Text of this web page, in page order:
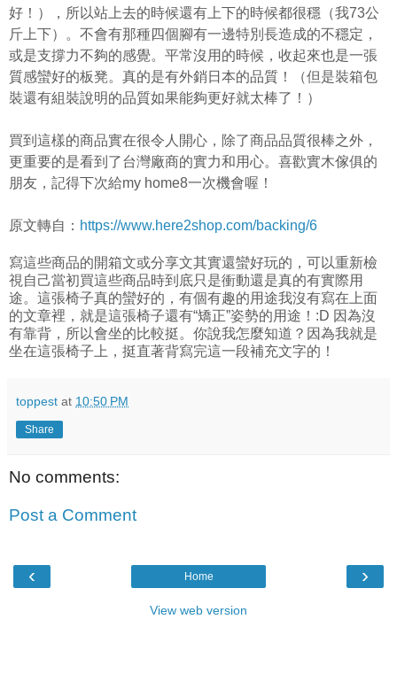
好！），所以站上去的時候還有上下的時候都很穩（我73公
斤上下）。不會有那種四個腳有一邊特別長造成的不穩定，
或是支撐力不夠的感覺。平常沒用的時候，收起來也是一張
質感蠻好的板凳。真的是有外銷日本的品質！（但是裝箱包
裝還有組裝說明的品質如果能夠更好就太棒了！）
買到這樣的商品實在很令人開心，除了商品品質很棒之外，
更重要的是看到了台灣廠商的實力和用心。喜歡實木傢俱的
朋友，記得下次給my home8一次機會喔！
原文轉自： https://www.here2shop.com/backing/6
寫這些商品的開箱文或分享文其實還蠻好玩的，可以重新檢
視自己當初買這些商品時到底只是衝動還是真的有實際用
途。這張椅子真的蠻好的，有個有趣的用途我沒有寫在上面
的文章裡，就是這張椅子還有“矯正”姿勢的用途！:D 因為沒
有靠背，所以會坐的比較挺。你說我怎麼知道？因為我就是
坐在這張椅子上，挺直著背寫完這一段補充文字的！
toppest at 10:50 PM
Share
No comments:
Post a Comment
‹ ›
Home
View web version